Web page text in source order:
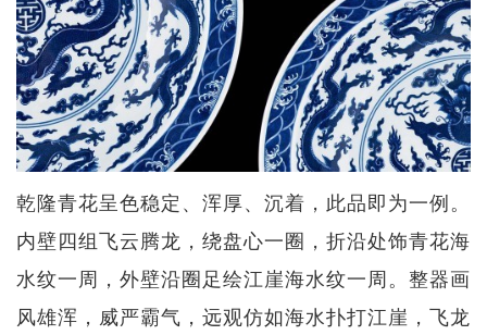
乾隆青花呈色稳定、浑厚、沉着，此品即为一例。
内壁四组飞云腾龙，绕盘心一圈，折沿处饰青花海
水纹一周，外壁沿圈足绘江崖海水纹一周。整器画
风雄浑，威严霸气，远观仿如海水扑打江崖，飞龙